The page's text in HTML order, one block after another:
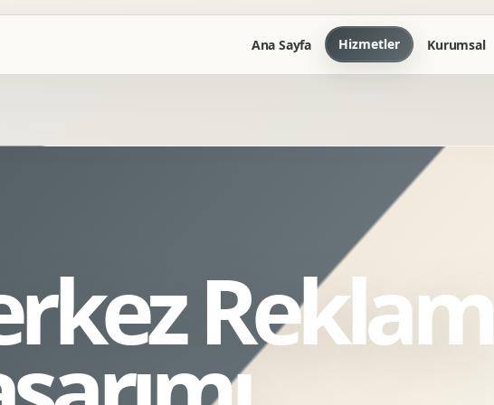
Ana Sayfa Hizmetler
Ofis Ici Gorsel Kimlik
Kurumsal Katalog Tasarimi
Kurumsal
Reklam